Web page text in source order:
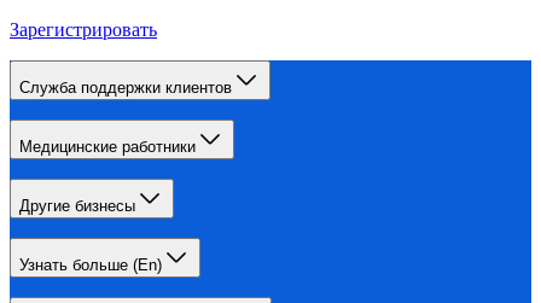
Зарегистрировать
Служба поддержки клиентов
Медицинские работники
Другие бизнесы
Узнать больше (En)